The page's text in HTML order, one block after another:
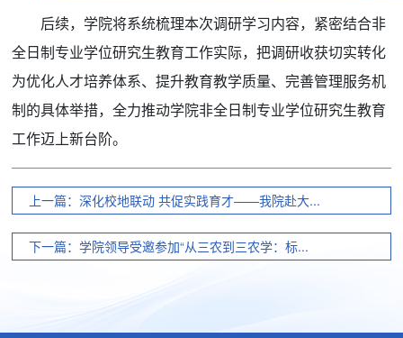
后续，学院将系统梳理本次调研学习内容，紧密结合非
全日制专业学位研究生教育工作实际，把调研收获切实转化
为优化人才培养体系、提升教育教学质量、完善管理服务机
制的具体举措，全力推动学院非全日制专业学位研究生教育
工作迈上新台阶。
上一篇：深化校地联动 共促实践育才——我院赴大...
下一篇：学院领导受邀参加“从三农到三农学：标...